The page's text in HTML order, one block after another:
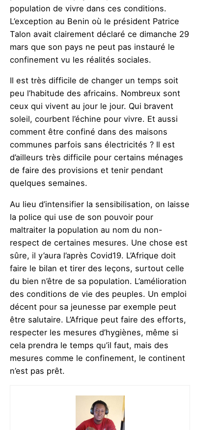
population de vivre dans ces conditions.
L’exception au Benin où le président Patrice
Talon avait clairement déclaré ce dimanche 29
mars que son pays ne peut pas instauré le
confinement vu les réalités sociales.
Il est très difficile de changer un temps soit
peu l’habitude des africains. Nombreux sont
ceux qui vivent au jour le jour. Qui bravent
soleil, courbent l’échine pour vivre. Et aussi
comment être confiné dans des maisons
communes parfois sans électricités ? Il est
d’ailleurs très difficile pour certains ménages
de faire des provisions et tenir pendant
quelques semaines.
Au lieu d’intensifier la sensibilisation, on laisse
la police qui use de son pouvoir pour
maltraiter la population au nom du non-
respect de certaines mesures. Une chose est
sûre, il y’aura l’après Covid19. L’Afrique doit
faire le bilan et tirer des leçons, surtout celle
du bien n’être de sa population. L’amélioration
des conditions de vie des peuples. Un emploi
décent pour sa jeunesse par exemple peut
être salutaire. L’Afrique peut faire des efforts,
respecter les mesures d’hygiènes, même si
cela prendra le temps qu’il faut, mais des
mesures comme le confinement, le continent
n’est pas prêt.